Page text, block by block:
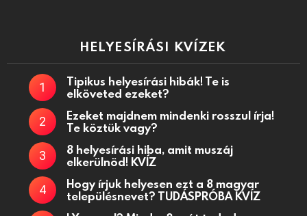
HELYESÍRÁSI KVÍZEK
Tipikus helyesírási hibák! Te is
elköveted ezeket?
Ezeket majdnem mindenki rosszul írja!
Te köztük vagy?
8 helyesírási hiba, amit muszáj
elkerülnöd! KVÍZ
Hogy írjuk helyesen ezt a 8 magyar
településnevet? TUDÁSPRÓBA KVÍZ